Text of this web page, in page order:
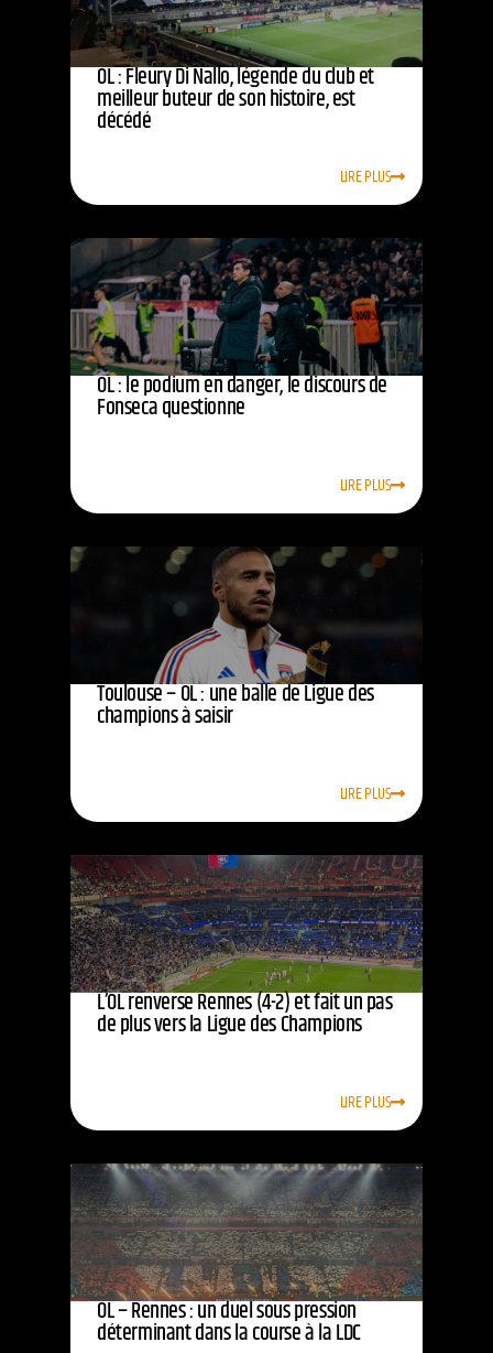
OL : Fleury Di Nallo, légende du club et
meilleur buteur de son histoire, est
décédé
LIRE PLUS
OL : le podium en danger, le discours de
Fonseca questionne
LIRE PLUS
Toulouse – OL : une balle de Ligue des
champions à saisir
LIRE PLUS
L’OL renverse Rennes (4-2) et fait un pas
de plus vers la Ligue des Champions
LIRE PLUS
OL – Rennes : un duel sous pression
déterminant dans la course à la LDC